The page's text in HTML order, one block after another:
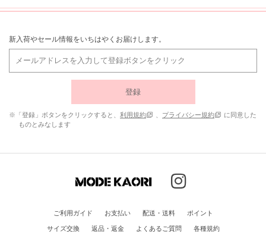
新入荷やセール情報をいちはやくお届けします。
登録
※「登録」ボタンをクリックすると、 利用規約 プライバシー規約
に同意した
ものとみなします
ご利用ガイド お支払い 配送・送料
ポイント
サイズ交換
返品・返金 よくあるご質問 各種規約